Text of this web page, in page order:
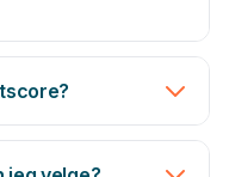
8–15 % vs. 20–25